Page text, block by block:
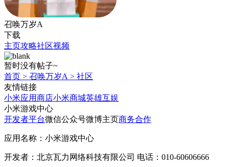
召唤万岁A
下载
主页攻略社区视频
暂时没有帖子~
首页 > 召唤万岁A > 社区
友情链接
小米应用商店小米商城英雄互娱
小米游戏中心
开发者平台微信公众号微博主页商务合作
应用名称：小米游戏中心
开发者：北京瓦力网络科技有限公司 电话：010-60606666